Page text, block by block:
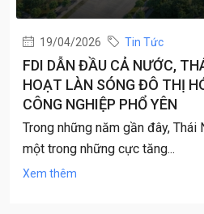
19/04/2026 Tin Tức
FDI DẪN ĐẦU CẢ NƯỚC,
HOẠT LÀN SÓNG ĐÔ THỊ
CÔNG NGHIỆP PHỔ YÊN
Trong những năm gần đây,
một trong những cực tăng...
Xem thêm